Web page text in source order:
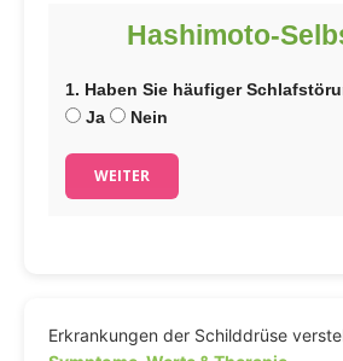
Hashimoto-
1. Haben Sie häufiger
Ja
Nein
WEITER
Erkrankungen der Schilddrüse